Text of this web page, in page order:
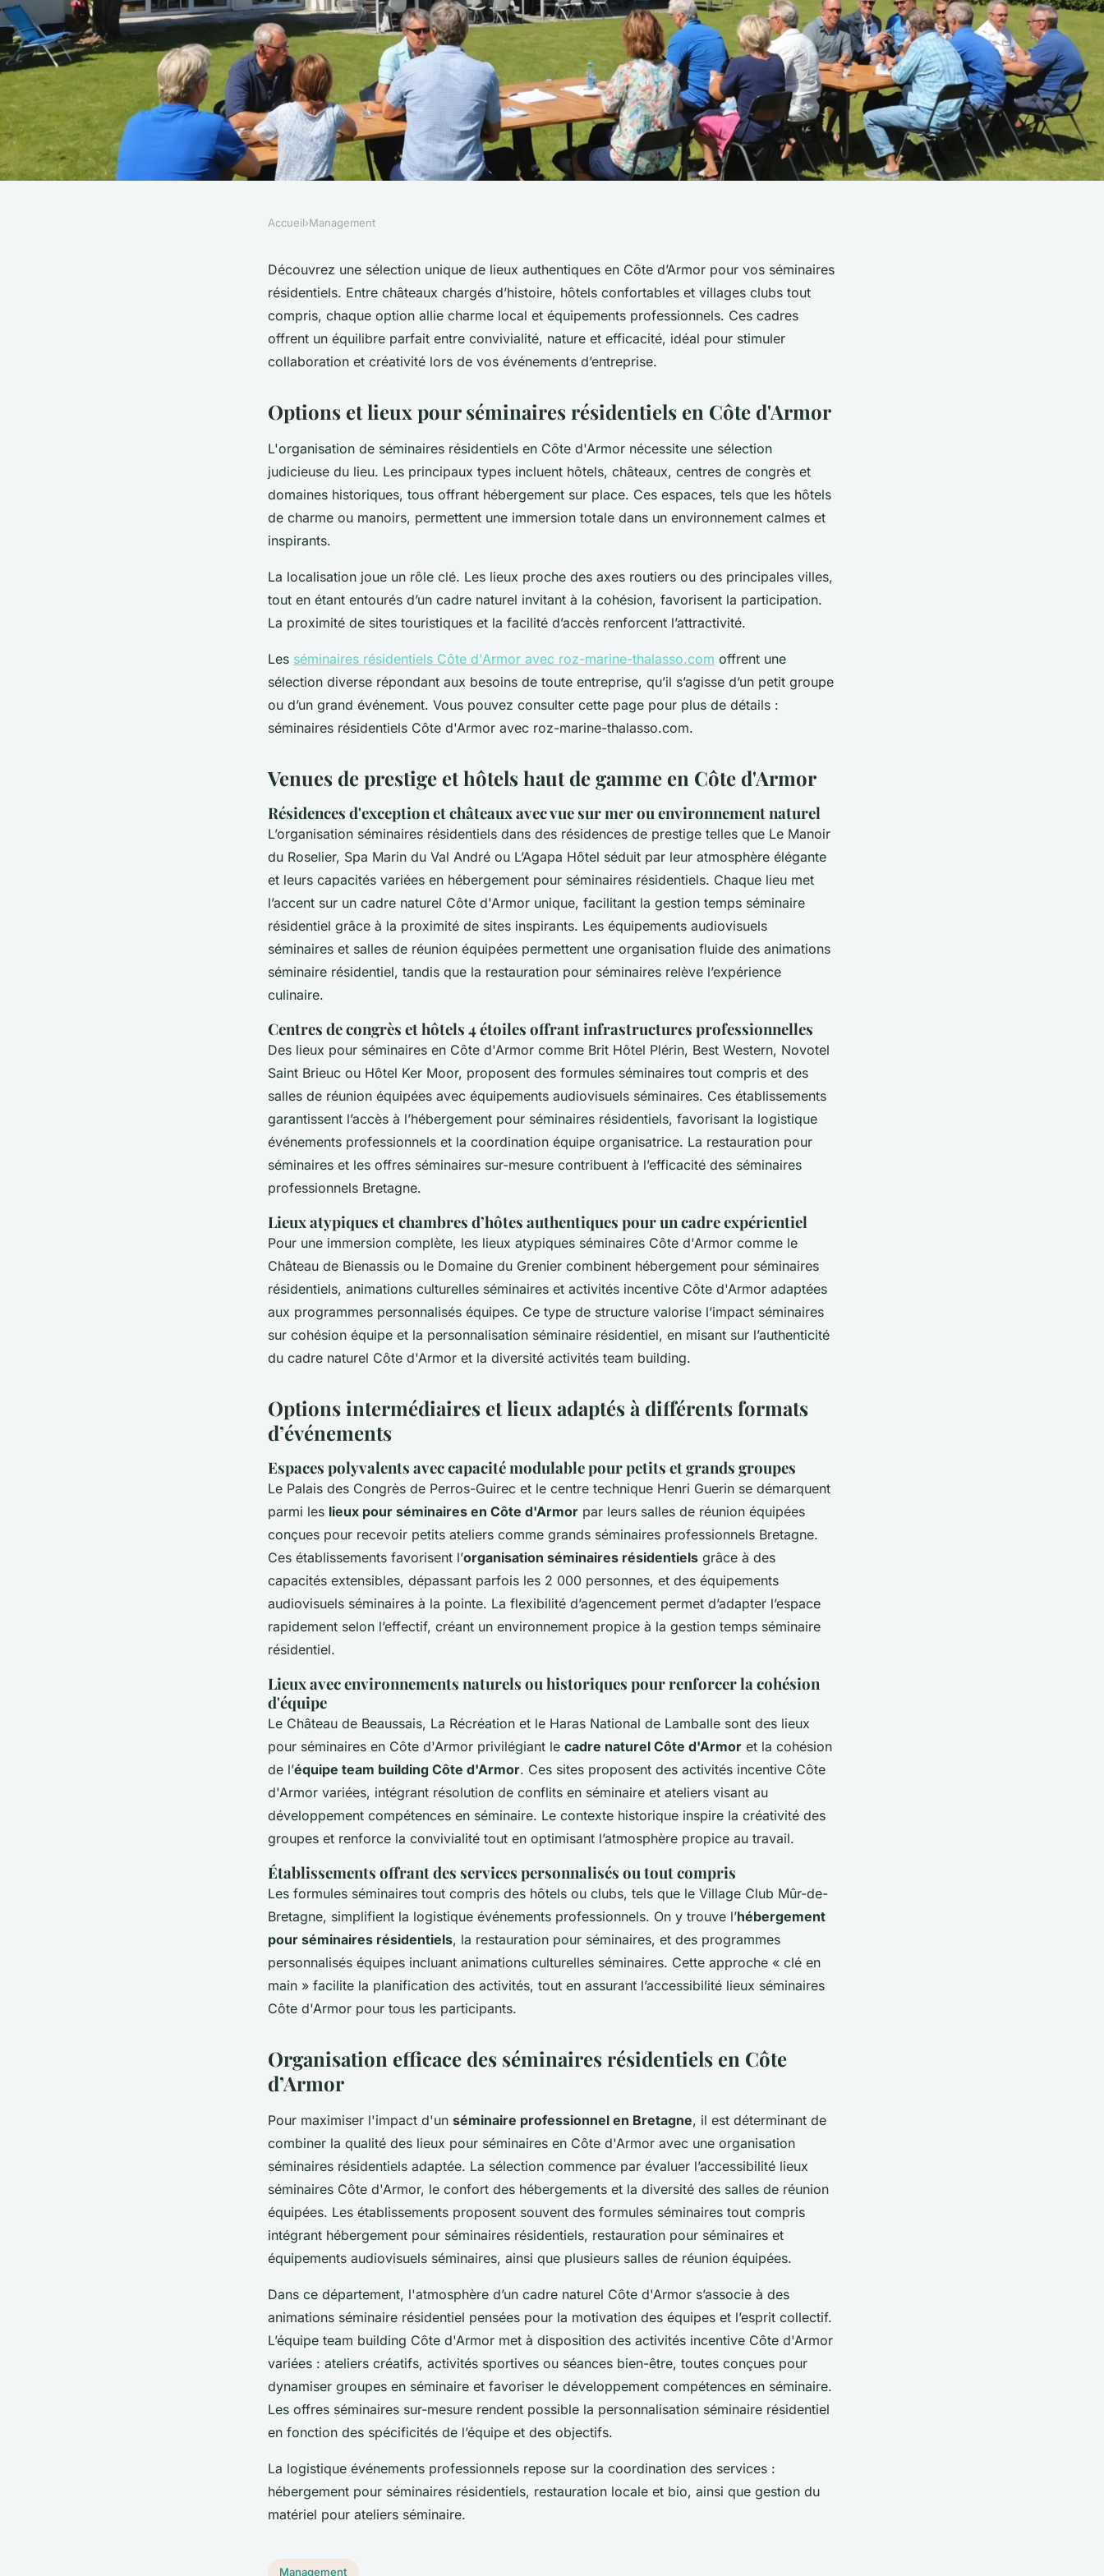
Séminaires résidentiels en côte
d'armor : choisissez l'authenticité
Accueil›Management
Découvrez une sélection unique de lieux authentiques en Côte d’Armor pour vos séminaires
résidentiels. Entre châteaux chargés d’histoire, hôtels confortables et villages clubs tout
compris, chaque option allie charme local et équipements professionnels. Ces cadres
offrent un équilibre parfait entre convivialité, nature et efficacité, idéal pour stimuler
collaboration et créativité lors de vos événements d’entreprise.
Options et lieux pour séminaires résidentiels en Côte d'Armor
L'organisation de séminaires résidentiels en Côte d'Armor nécessite une sélection
judicieuse du lieu. Les principaux types incluent hôtels, châteaux, centres de congrès et
domaines historiques, tous offrant hébergement sur place. Ces espaces, tels que les hôtels
de charme ou manoirs, permettent une immersion totale dans un environnement calmes et
inspirants.
La localisation joue un rôle clé. Les lieux proche des axes routiers ou des principales villes,
tout en étant entourés d’un cadre naturel invitant à la cohésion, favorisent la participation.
La proximité de sites touristiques et la facilité d’accès renforcent l’attractivité.
Les séminaires résidentiels Côte d'Armor avec roz-marine-thalasso.com offrent une
sélection diverse répondant aux besoins de toute entreprise, qu’il s’agisse d’un petit groupe
ou d’un grand événement. Vous pouvez consulter cette page pour plus de détails :
séminaires résidentiels Côte d'Armor avec roz-marine-thalasso.com.
Venues de prestige et hôtels haut de gamme en Côte d'Armor
Résidences d'exception et châteaux avec vue sur mer ou environnement naturel
L’organisation séminaires résidentiels dans des résidences de prestige telles que Le Manoir
du Roselier, Spa Marin du Val André ou L’Agapa Hôtel séduit par leur atmosphère élégante
et leurs capacités variées en hébergement pour séminaires résidentiels. Chaque lieu met
l’accent sur un cadre naturel Côte d'Armor unique, facilitant la gestion temps séminaire
résidentiel grâce à la proximité de sites inspirants. Les équipements audiovisuels
séminaires et salles de réunion équipées permettent une organisation fluide des animations
séminaire résidentiel, tandis que la restauration pour séminaires relève l’expérience
culinaire.
Centres de congrès et hôtels 4 étoiles offrant infrastructures professionnelles
Des lieux pour séminaires en Côte d'Armor comme Brit Hôtel Plérin, Best Western, Novotel
Saint Brieuc ou Hôtel Ker Moor, proposent des formules séminaires tout compris et des
salles de réunion équipées avec équipements audiovisuels séminaires. Ces établissements
garantissent l’accès à l’hébergement pour séminaires résidentiels, favorisant la logistique
événements professionnels et la coordination équipe organisatrice. La restauration pour
séminaires et les offres séminaires sur-mesure contribuent à l’efficacité des séminaires
professionnels Bretagne.
Lieux atypiques et chambres d’hôtes authentiques pour un cadre expérientiel
Pour une immersion complète, les lieux atypiques séminaires Côte d'Armor comme le
Château de Bienassis ou le Domaine du Grenier combinent hébergement pour séminaires
résidentiels, animations culturelles séminaires et activités incentive Côte d'Armor adaptées
aux programmes personnalisés équipes. Ce type de structure valorise l’impact séminaires
sur cohésion équipe et la personnalisation séminaire résidentiel, en misant sur l’authenticité
du cadre naturel Côte d'Armor et la diversité activités team building.
Options intermédiaires et lieux adaptés à différents formats
d’événements
Espaces polyvalents avec capacité modulable pour petits et grands groupes
Le Palais des Congrès de Perros-Guirec et le centre technique Henri Guerin se démarquent
parmi les lieux pour séminaires en Côte d'Armor par leurs salles de réunion équipées
conçues pour recevoir petits ateliers comme grands séminaires professionnels Bretagne.
Ces établissements favorisent l’organisation séminaires résidentiels grâce à des
capacités extensibles, dépassant parfois les 2 000 personnes, et des équipements
audiovisuels séminaires à la pointe. La flexibilité d’agencement permet d’adapter l’espace
rapidement selon l’effectif, créant un environnement propice à la gestion temps séminaire
résidentiel.
Lieux avec environnements naturels ou historiques pour renforcer la cohésion
d'équipe
Le Château de Beaussais, La Récréation et le Haras National de Lamballe sont des lieux
pour séminaires en Côte d'Armor privilégiant le cadre naturel Côte d'Armor et la cohésion
de l’équipe team building Côte d'Armor. Ces sites proposent des activités incentive Côte
d'Armor variées, intégrant résolution de conflits en séminaire et ateliers visant au
développement compétences en séminaire. Le contexte historique inspire la créativité des
groupes et renforce la convivialité tout en optimisant l’atmosphère propice au travail.
Établissements offrant des services personnalisés ou tout compris
Les formules séminaires tout compris des hôtels ou clubs, tels que le Village Club Mûr-de-
Bretagne, simplifient la logistique événements professionnels. On y trouve l’hébergement
pour séminaires résidentiels, la restauration pour séminaires, et des programmes
personnalisés équipes incluant animations culturelles séminaires. Cette approche « clé en
main » facilite la planification des activités, tout en assurant l’accessibilité lieux séminaires
Côte d'Armor pour tous les participants.
Organisation efficace des séminaires résidentiels en Côte
d’Armor
Pour maximiser l'impact d'un séminaire professionnel en Bretagne, il est déterminant de
combiner la qualité des lieux pour séminaires en Côte d'Armor avec une organisation
séminaires résidentiels adaptée. La sélection commence par évaluer l’accessibilité lieux
séminaires Côte d'Armor, le confort des hébergements et la diversité des salles de réunion
équipées. Les établissements proposent souvent des formules séminaires tout compris
intégrant hébergement pour séminaires résidentiels, restauration pour séminaires et
équipements audiovisuels séminaires, ainsi que plusieurs salles de réunion équipées.
Dans ce département, l'atmosphère d’un cadre naturel Côte d'Armor s’associe à des
animations séminaire résidentiel pensées pour la motivation des équipes et l’esprit collectif.
L’équipe team building Côte d'Armor met à disposition des activités incentive Côte d'Armor
variées : ateliers créatifs, activités sportives ou séances bien-être, toutes conçues pour
dynamiser groupes en séminaire et favoriser le développement compétences en séminaire.
Les offres séminaires sur-mesure rendent possible la personnalisation séminaire résidentiel
en fonction des spécificités de l’équipe et des objectifs.
La logistique événements professionnels repose sur la coordination des services :
hébergement pour séminaires résidentiels, restauration locale et bio, ainsi que gestion du
matériel pour ateliers séminaire.
Management